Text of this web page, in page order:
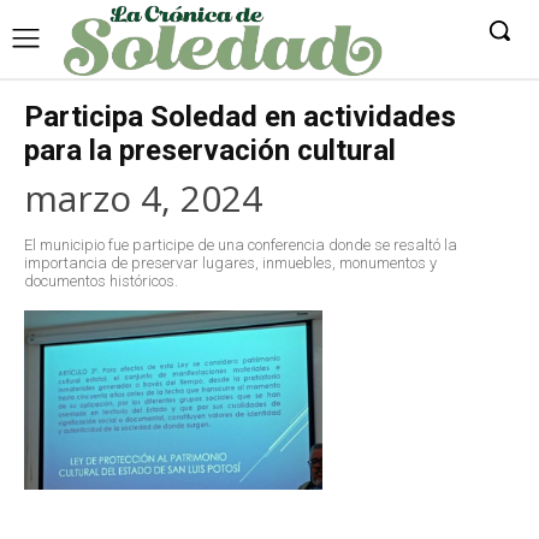
Participa Soledad en actividades
para la preservación cultural
marzo 4, 2024
El municipio fue participe de una conferencia donde se resaltó la
importancia de preservar lugares, inmuebles, monumentos y
documentos históricos.